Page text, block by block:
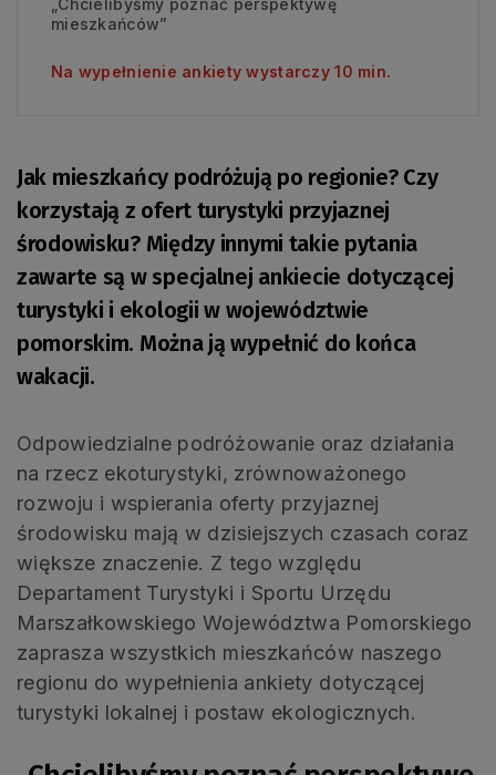
„Chcielibyśmy poznać perspektywę
mieszkańców”
Na wypełnienie ankiety wystarczy 10 min.
Jak mieszkańcy podróżują po regionie? Czy
korzystają z ofert turystyki przyjaznej
środowisku? Między innymi takie pytania
zawarte są w specjalnej ankiecie dotyczącej
turystyki i ekologii w województwie
pomorskim. Można ją wypełnić do końca
wakacji.
Odpowiedzialne podróżowanie oraz działania
na rzecz ekoturystyki, zrównoważonego
rozwoju i wspierania oferty przyjaznej
środowisku mają w dzisiejszych czasach coraz
większe znaczenie. Z tego względu
Departament Turystyki i Sportu Urzędu
Marszałkowskiego Województwa Pomorskiego
zaprasza wszystkich mieszkańców naszego
regionu do wypełnienia ankiety dotyczącej
turystyki lokalnej i postaw ekologicznych.